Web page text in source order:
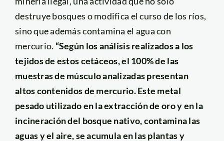
destruye bosques o modifica el curso de los ríos,
sino que además contamina el agua con
mercurio. “Según los análisis realizados a los
tejidos de estos cetáceos, el 100% de las
muestras de músculo analizadas presentan
altos contenidos de mercurio. Este metal
pesado utilizado en la extracción de oro y en la
incineración del bosque nativo, contamina las
aguas y el aire, se acumula en las plantas y